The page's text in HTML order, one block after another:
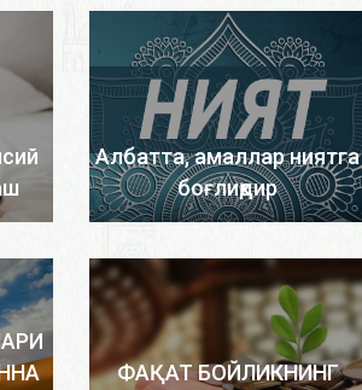
Албатта, амаллар ниятга
боғлиқдир
ФАҚАТ БОЙЛИКНИНГ